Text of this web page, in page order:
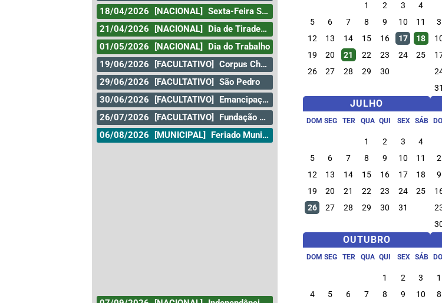
18/04/2026
[NACIONAL]
Sexta-Feira Santa
21/04/2026
[NACIONAL]
Dia de Tiradentes
01/05/2026
[NACIONAL]
Dia do Trabalho
19/06/2026
[FACULTATIVO]
Corpus Christi
29/06/2026
[FACULTATIVO]
São Pedro
30/06/2026
[FACULTATIVO]
Emancipação
26/07/2026
[FACULTATIVO]
Fundação da Cidade de Goiás
06/08/2026
[MUNICIPAL] Feriado Municipal
1 2 3
4
5
6 7 8 9 10
11
12
13 14 15 16 17
18
19
20 21 22 23 24
25
26
27 28 29 30
3
31
JULHO
DOM SEG TER QUA QUI SEX SÁB
1 2 3
4
5
6 7 8 9 10
11
12
13 14 15 16 17
18
19
20 21 22 23 24
25
26
27 28 29 30 31
2
9
OUTUBRO
DOM SEG TER QUA QUI SEX SÁB
1 2
3
4
5 6 7 8 9
10
1
8